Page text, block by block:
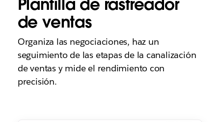
Plantilla de rastreador
de ventas
Organiza las negociaciones, haz un
seguimiento de las etapas de la canalización
de ventas y mide el rendimiento con
precisión.